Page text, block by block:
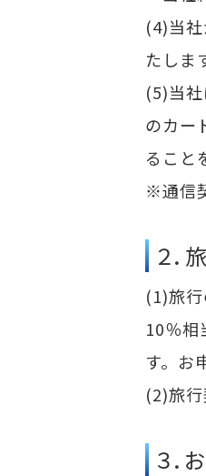
(4)当
たしま
(5)当
のカー
ること
※通信
２
(1)旅
10％相
す。お
(2)旅
３．